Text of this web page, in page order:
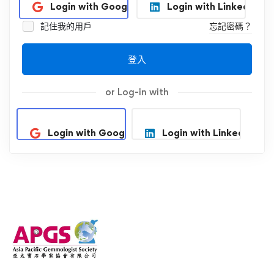
Login with Google
Login with Linkedin
記住我的用戶
忘記密碼？
登入
or Log-in with
Login with Google Login with Linkedin